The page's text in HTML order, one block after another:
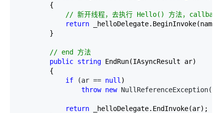
        {
// 新开线程，去执行 Hello() 方法，
return
        }
// end 方法
public string EndRun(IAsyncResult ar)
        {
if (ar == null )
throw new NullReferenceException(
return _helloDelegate.EndInvoke(ar);